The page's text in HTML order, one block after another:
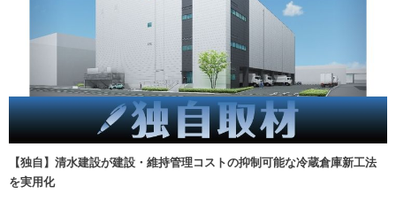
【独自】清水建設が建設・維持管理コストの抑制可能な冷蔵倉庫新工法
を実用化